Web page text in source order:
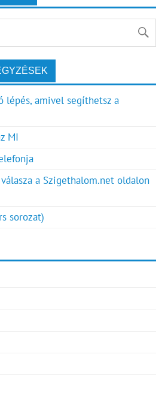
lépés, amivel segíthetsz a
MI
válasza a Szigethalom.net oldalon
sorozat)